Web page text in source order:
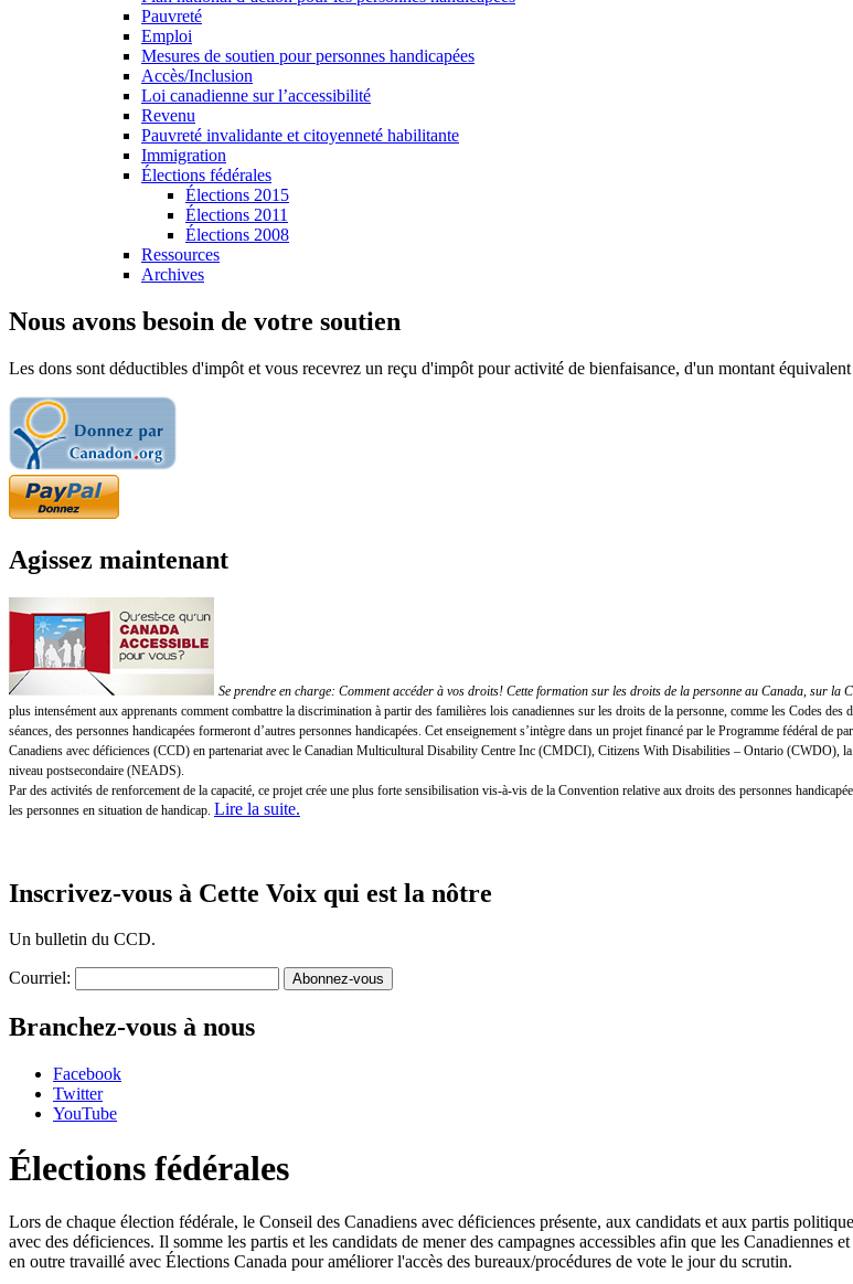
Pauvreté
Emploi
Mesures de soutien pour personnes handicapées
Accès/Inclusion
Loi canadienne sur l’accessibilité
Revenu
Pauvreté invalidante et citoyenneté habilitante
Immigration
Élections fédérales
Élections 2015
Élections 2011
Élections 2008
Ressources
Archives
Nous avons besoin de votre soutien
Les dons sont déductibles d'impôt et vous recevrez un reçu d'impôt pour activité de bienfaisance, d'un montant
Agissez maintenant
Se prendre en charge: Comment accéder à vos droits! Cette formation sur les droits de la personne au Canada, sur
plus intensément aux apprenants comment combattre la discrimination à partir des familières lois canadiennes sur les droits de la personne, comme les Codes
séances, des personnes handicapées formeront d’autres personnes handicapées. Cet enseignement s’intègre dans un projet financé par le Programme fédéral
Canadiens avec déficiences (CCD) en partenariat avec le Canadian Multicultural Disability Centre Inc (CMDCI), Citizens With Disabilities – Ontario (CWDO),
niveau postsecondaire (NEADS).
Par des activités de renforcement de la capacité, ce projet crée une plus forte sensibilisation vis-à-vis de la Convention relative aux droits des personnes
les personnes en situation de handicap. Lire la suite.
Inscrivez-vous à Cette Voix qui est la nôtre
Un bulletin du CCD.
Courriel:
Branchez-vous à nous
Facebook
Twitter
YouTube
Élections fédérales
Lors de chaque élection fédérale, le Conseil des Canadiens avec déficiences présente, aux candidats et aux partis
avec des déficiences. Il somme les partis et les candidats de mener des campagnes accessibles afin que les
en outre travaillé avec Élections Canada pour améliorer l'accès des bureaux/procédures de vote le jour du scrutin.